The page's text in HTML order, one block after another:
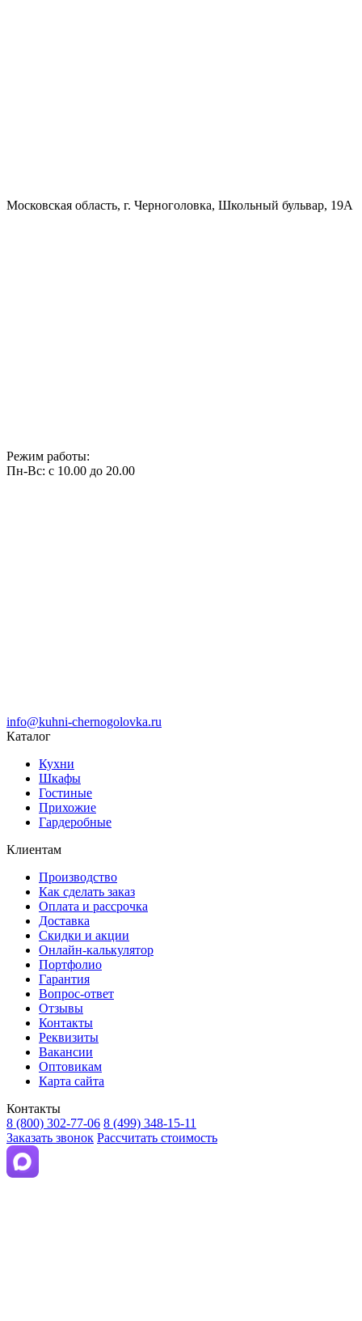
Московская область, г. Черноголовка, Школьный бульвар, 19А
Режим работы:
Пн-Вс: с 10.00 до 20.00
info@kuhni-chernogolovka.ru
Каталог
Кухни
Шкафы
Гостиные
Прихожие
Гардеробные
Клиентам
Производство
Как сделать заказ
Оплата и рассрочка
Доставка
Скидки и акции
Онлайн-калькулятор
Портфолио
Гарантия
Вопрос-ответ
Отзывы
Контакты
Реквизиты
Вакансии
Оптовикам
Карта сайта
Контакты
8 (800) 302-77-06 8 (499) 348-15-11
Заказать звонок Рассчитать стоимость